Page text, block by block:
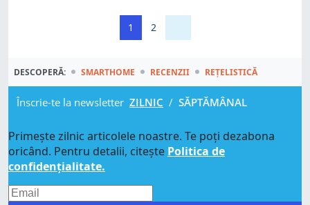
1 2
DESCOPERĂ: SMARTHOME RECENZII REȚELISTICĂ
Înscrie-te la newsletter ZILNIC / SĂPTĂMÂNAL
Primește zilnic articolele noastre. Te poți dezabona
oricând. Pentru detalii, citește Politica de
confidențialitate.